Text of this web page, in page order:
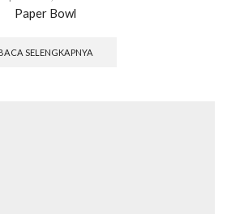
Paper Bowl
SELENGKAPNYA